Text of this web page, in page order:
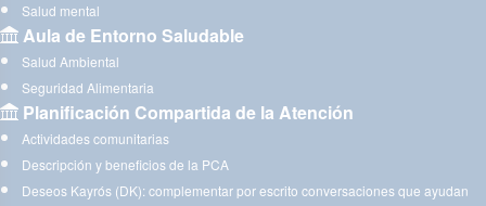
Salud mental
Aula de Entorno Saludable
Salud Ambiental
Seguridad Alimentaria
Planificación Compartida de la Atención
Actividades comunitarias
Descripción y beneficios de la PCA
Deseos Kayrós (DK): complementar por escrito conversaciones que ayudan